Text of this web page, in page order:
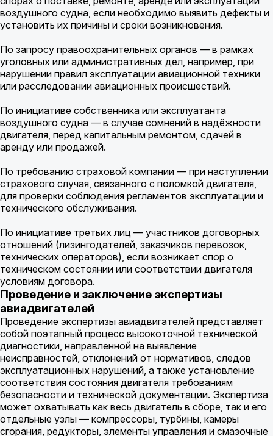
воздушного судна, если необходимо выявить дефекты и
установить их причины и сроки возникновения.
По запросу правоохранительных органов — в рамках
уголовных или административных дел, например, при
нарушении правил эксплуатации авиационной техники
или расследовании авиационных происшествий.
По инициативе собственника или эксплуатанта
воздушного судна — в случае сомнений в надёжности
двигателя, перед капитальным ремонтом, сдачей в
аренду или продажей.
По требованию страховой компании — при наступлении
страхового случая, связанного с поломкой двигателя,
для проверки соблюдения регламентов эксплуатации и
технического обслуживания.
По инициативе третьих лиц — участников договорных
отношений (лизингодателей, заказчиков перевозок,
технических операторов), если возникает спор о
техническом состоянии или соответствии двигателя
условиям договора.
Проведение и заключение экспертизы
авиадвигателей
Проведение экспертизы авиадвигателей представляет
собой поэтапный процесс высокоточной технической
диагностики, направленной на выявление
неисправностей, отклонений от нормативов, следов
эксплуатационных нарушений, а также установление
соответствия состояния двигателя требованиям
безопасности и технической документации. Экспертиза
может охватывать как весь двигатель в сборе, так и его
отдельные узлы — компрессоры, турбины, камеры
сгорания, редукторы, элементы управления и смазочные